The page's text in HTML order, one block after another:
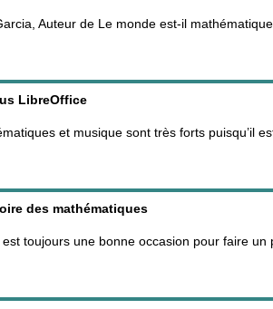
Auteur de Le monde est-il
LibreOffice
et musique sont très forts puisqu’il
des mathématiques
toujours une bonne occasion pour faire